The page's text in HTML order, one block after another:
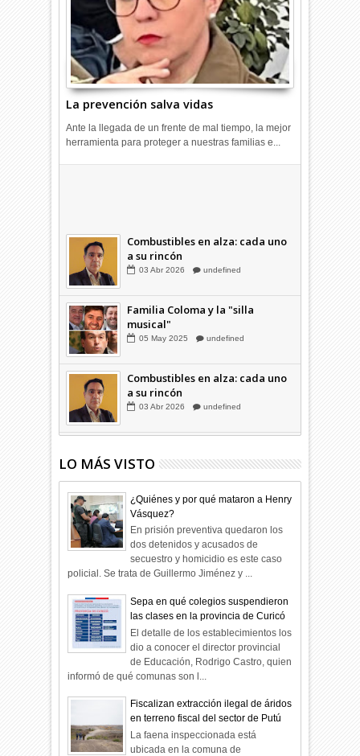
La prevención salva vidas
Ante la llegada de un frente de mal tiempo, la mejor
herramienta para proteger a nuestras familias e...
Combustibles en alza: cada uno
a su rincón
03 Abr 2026 undefined
Familia Coloma y la "silla
musical"
05 May 2025 undefined
Combustibles en alza: cada uno
a su rincón
03 Abr 2026 undefined
LO MÁS VISTO
¿Quiénes y por qué mataron a Henry
Vásquez?
En prisión preventiva quedaron los
dos detenidos y acusados de
secuestro y homicidio es este caso
policial. Se trata de Guillermo Jiménez y ...
Sepa en qué colegios suspendieron
las clases en la provincia de Curicó
El detalle de los establecimientos los
dio a conocer el director provincial
de Educación, Rodrigo Castro, quien
informó de qué comunas son l...
Fiscalizan extracción ilegal de áridos
en terreno fiscal del sector de Putú
La faena inspeccionada está
ubicada en la comuna de